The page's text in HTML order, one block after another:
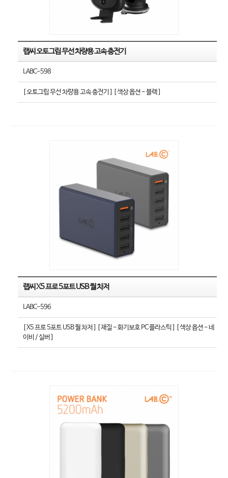
랩씨 오토그립 무선 차량용 고속 충전기
LABC-598
[ 오토그립 무선 차량용 고속 충전기 ] [ 색상 옵션 - 블랙 ]
랩씨 X5 프로 5포트 USB 월 차저
LABC-596
[ X5 프로 5포트 USB 월 차저 ] [ 재질 - 화기보호 PC 플라스틱 ] [ 색상 옵션 - 네
이비 / 실버 ]